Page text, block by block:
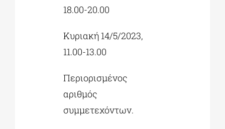
18.00-20.00
Κυριακή 14/5/2023,
11.00-13.00
Περιορισμένος
αριθμός
συμμετεχόντων.